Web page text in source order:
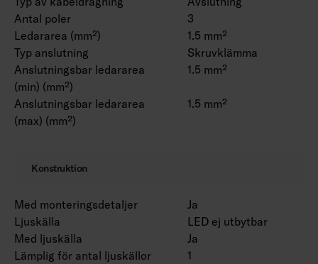
Antal poler
3
Ledararea (mm²)
1.5 mm²
Typ anslutning
Skruvklämma
Anslutningsbar ledararea
(min) (mm²)
1.5 mm²
Anslutningsbar ledararea
(max) (mm²)
1.5 mm²
Konstruktion
Med monteringsdetaljer
Ja
Ljuskälla
LED ej utbytbar
Med ljuskälla
Ja
Lämplig för antal ljuskällor
1